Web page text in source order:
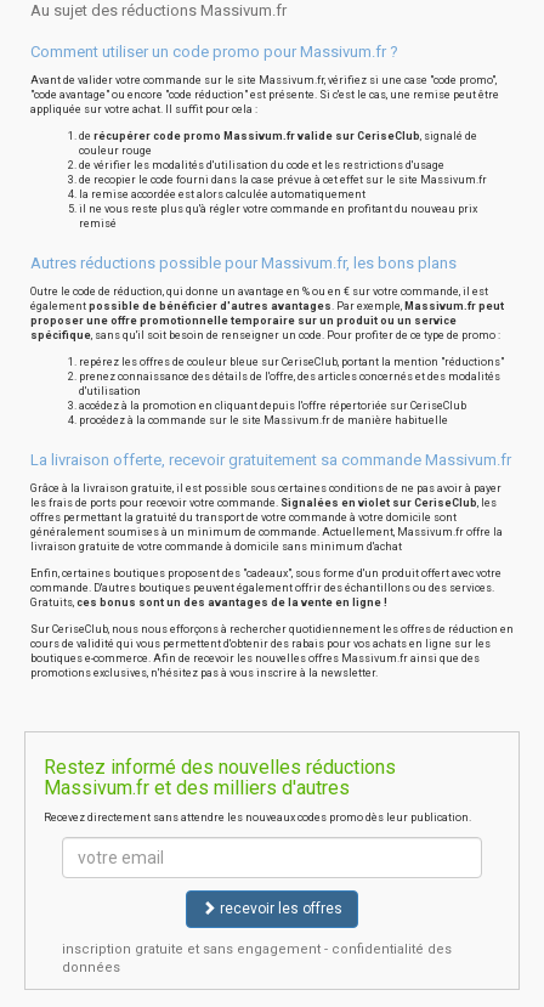
Au sujet des réductions Massivum.fr
Comment utiliser un code promo pour Massivum.fr ?
Avant de valider votre commande sur le site Massivum.fr, vérifiez si une case "code promo",
"code avantage" ou encore "code réduction" est présente. Si c'est le cas, une remise peut être
appliquée sur votre achat. Il suffit pour cela :
de récupérer code promo Massivum.fr valide sur CeriseClub, signalé de
couleur rouge
de vérifier les modalités d'utilisation du code et les restrictions d'usage
de recopier le code fourni dans la case prévue à cet effet sur le site Massivum.fr
la remise accordée est alors calculée automatiquement
il ne vous reste plus qu'à régler votre commande en profitant du nouveau prix
remisé
Autres réductions possible pour Massivum.fr, les bons plans
Outre le code de réduction, qui donne un avantage en % ou en € sur votre commande, il est
également possible de bénéficier d'autres avantages. Par exemple, Massivum.fr peut
proposer une offre promotionnelle temporaire sur un produit ou un service
spécifique, sans qu'il soit besoin de renseigner un code. Pour profiter de ce type de promo :
repérez les offres de couleur bleue sur CeriseClub, portant la mention "réductions"
prenez connaissance des détails de l'offre, des articles concernés et des modalités
d'utilisation
accédez à la promotion en cliquant depuis l'offre répertoriée sur CeriseClub
procédez à la commande sur le site Massivum.fr de manière habituelle
La livraison offerte, recevoir gratuitement sa commande Massivum.fr
Grâce à la livraison gratuite, il est possible sous certaines conditions de ne pas avoir à payer
les frais de ports pour recevoir votre commande. Signalées en violet sur CeriseClub, les
offres permettant la gratuité du transport de votre commande à votre domicile sont
généralement soumises à un minimum de commande. Actuellement, Massivum.fr offre la
livraison gratuite de votre commande à domicile sans minimum d'achat
Enfin, certaines boutiques proposent des "cadeaux", sous forme d'un produit offert avec votre
commande. D'autres boutiques peuvent également offrir des échantillons ou des services.
Gratuits, ces bonus sont un des avantages de la vente en ligne !
Sur CeriseClub, nous nous efforçons à rechercher quotidiennement les offres de réduction en
cours de validité qui vous permettent d'obtenir des rabais pour vos achats en ligne sur les
boutiques e-commerce. Afin de recevoir les nouvelles offres Massivum.fr ainsi que des
promotions exclusives, n'hésitez pas à vous inscrire à la newsletter.
Restez informé des nouvelles réductions
Massivum.fr et des milliers d'autres
Recevez directement sans attendre les nouveaux codes promo dès leur publication.
recevoir les offres
inscription gratuite et sans engagement - confidentialité des
données